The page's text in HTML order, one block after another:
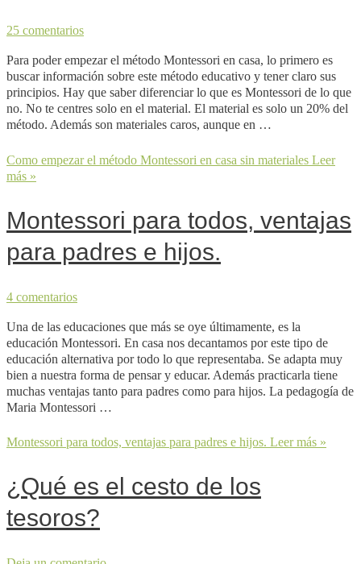
25 comentarios
Para poder empezar el método Montessori en casa, lo primero es
buscar información sobre este método educativo y tener claro sus
principios. Hay que saber diferenciar lo que es Montessori de lo que
no. No te centres solo en el material. El material es solo un 20% del
método. Además son materiales caros, aunque en …
Como empezar el método Montessori en casa sin materiales Leer
más »
Montessori para todos, ventajas
para padres e hijos.
4 comentarios
Una de las educaciones que más se oye últimamente, es la
educación Montessori. En casa nos decantamos por este tipo de
educación alternativa por todo lo que representaba. Se adapta muy
bien a nuestra forma de pensar y educar. Además practicarla tiene
muchas ventajas tanto para padres como para hijos. La pedagogía de
Maria Montessori …
Montessori para todos, ventajas para padres e hijos. Leer más »
¿Qué es el cesto de los
tesoros?